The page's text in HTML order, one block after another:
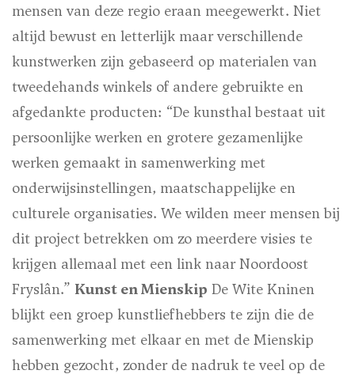
mensen van deze regio eraan meegewerkt. Niet
altijd bewust en letterlijk maar verschillende
kunstwerken zijn gebaseerd op materialen van
tweedehands winkels of andere gebruikte en
afgedankte producten: “De kunsthal bestaat uit
persoonlijke werken en grotere gezamenlijke
werken gemaakt in samenwerking met
onderwijsinstellingen, maatschappelijke en
culturele organisaties. We wilden meer mensen bij
dit project betrekken om zo meerdere visies te
krijgen allemaal met een link naar Noordoost
Fryslân.” Kunst en Mienskip De Wite Kninen
blijkt een groep kunstliefhebbers te zijn die de
samenwerking met elkaar en met de Mienskip
hebben gezocht, zonder de nadruk te veel op de